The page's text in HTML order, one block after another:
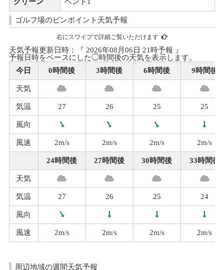
ゴルフ場のピンポイント天気予報
右にスワイプで詳細ご覧いただけます
天気予報更新日時：『 2026年08月06日 21時予報 』
予報日時をベースにした◯時間後の天気を表示します。
今日
0時間後 3時間後 6時間後 9時間後
天気
気温 27 26 25 25
風向
風速 2m/s 2m/s 2m/s 2m/s
24時間後 27時間後 30時間後 33時間後
天気
気温 27 26 25 24
風向
風速 2m/s 2m/s 2m/s 2m/s
周辺地域の週間天気予報